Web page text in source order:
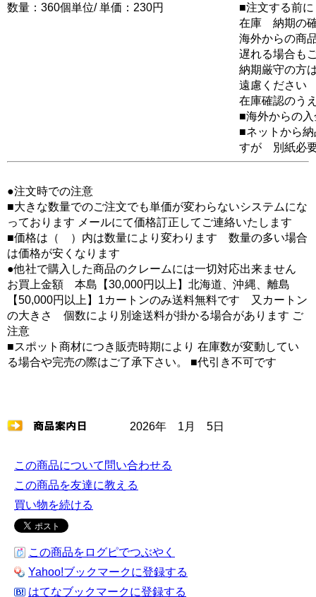
数量：360個単位/ 単価：230円
■注文する前に
在庫 納期の
海外からの商
遅れる場合も
納期厳守の方
遠慮ください
在庫確認のう
■海外からの
■ネットから
すが 別紙必
●注文時での注意
■大きな数量でのご注文でも単価が変わらないシステムにな
っております メールにて価格訂正してご連絡いたします
■価格は（ ）内は数量により変わります 数量の多い場合
は価格が安くなります
●他社で購入した商品のクレームには一切対応出来ません
お買上金額 本島【30,000円以上】北海道、沖縄、離島
【50,000円以上】1カートンのみ送料無料です 又カートン
の大きさ 個数により別途送料が掛かる場合があります ご
注意
■スポット商材につき販売時期により 在庫数が変動してい
る場合や完売の際はご了承下さい。 ■代引き不可です
2026年 1月 5日
この商品について問い合わせる
この商品を友達に教える
買い物を続ける
この商品をログピでつぶやく
Yahoo!ブックマークに登録する
はてなブックマークに登録する